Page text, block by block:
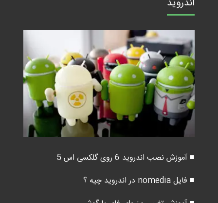
اندروید
■ آموزش نصب اندروید 6 روی گلکسی اس 5
■ فایل nomedia در اندروید چیه ؟